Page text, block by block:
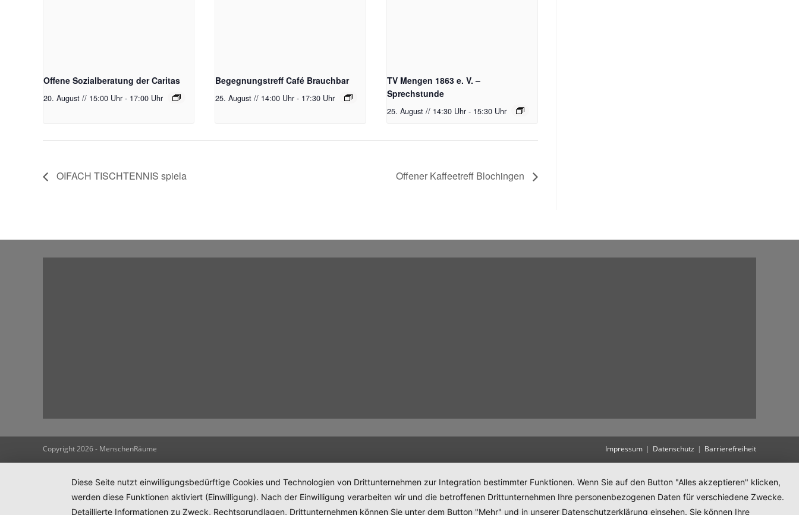
Offene Sozialberatung der Caritas
20. August // 15:00 Uhr - 17:00 Uhr
Begegnungstreff Café Brauchbar
25. August // 14:00 Uhr - 17:30 Uhr
TV Mengen 1863 e. V. –
Sprechstunde
25. August // 14:30 Uhr - 15:30 Uhr
OIFACH TISCHTENNIS spiela Offener Kaffeetreff Blochingen
Impressum Datenschutz Barrierefreiheit
Copyright 2026 - MenschenRäume
Diese Seite nutzt einwilligungsbedürftige Cookies und Technologien von Drittunternehmen zur Integration bestimmter Funktionen. Wenn Sie auf den Button "Alles akzeptieren" klicken,
werden diese Funktionen aktiviert (Einwilligung). Nach der Einwilligung verarbeiten wir und die betroffenen Drittunternehmen Ihre personenbezogenen Daten für verschiedene Zwecke.
Detaillierte Informationen zu Zweck, Rechtsgrundlagen, Drittunternehmen können Sie unter dem Button "Mehr" und in unserer Datenschutzerklärung einsehen. Sie können Ihre